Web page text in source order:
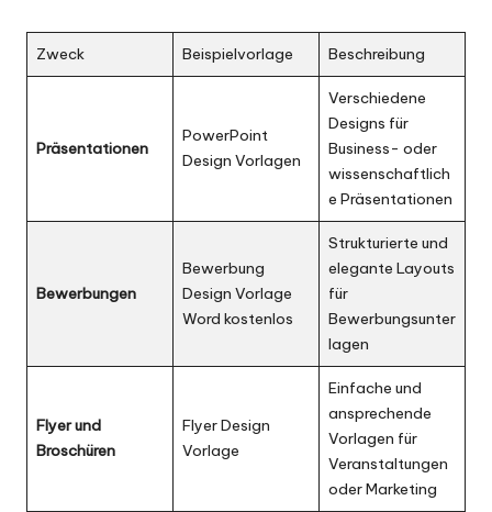
Zweck Beispielvorlage Beschreibung
Präsentationen
PowerPoint
Design Vorlagen
Verschiedene
Designs für
Business- oder
wissenschaftlich
e Präsentationen
Bewerbungen
Bewerbung
Design Vorlage
Word kostenlos
Strukturierte und
elegante Layouts
für
Bewerbungsunter
lagen
Flyer und
Broschüren
Flyer Design
Vorlage
Einfache und
ansprechende
Vorlagen für
Veranstaltungen
oder Marketing